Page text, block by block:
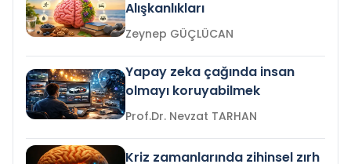
Alışkanlıkları
Zeynep GÜÇLÜCAN
Yapay zeka çağında insan
olmayı koruyabilmek
Prof.Dr. Nevzat TARHAN
Kriz zamanlarında zihinsel zırh